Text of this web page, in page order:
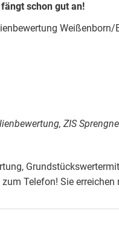
schon gut an!
Weißenborn/
ZIS
Telefon! Sie